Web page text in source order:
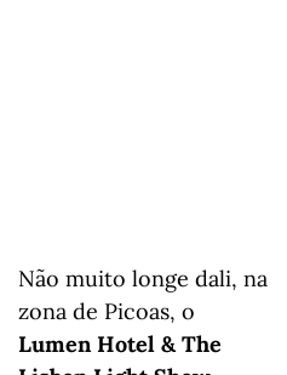
Não muito longe dali, na
zona de Picoas, o
Lumen Hotel & The